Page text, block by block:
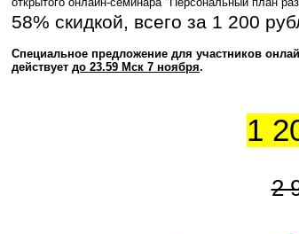
58% скидкой, всего за 1 200
Специальное предложение для участников
действует до 23.59 Мск 7 ноября.
1
2